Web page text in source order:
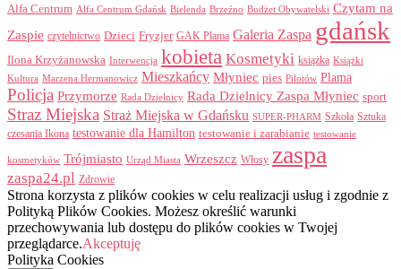
Alfa Centrum Alfa Centrum Gdańsk Bielenda Brzeźno Budżet Obywatelski Czytam na
Zaspie czytelnictwo Dzieci Fryzjer GAK Plama Galeria Zaspa gdańsk
Ilona Krzyżanowska Interwencja kobieta Kosmetyki książka Książki
Kultura Marzena Hermanowicz Mieszkańcy Młyniec pies Pilotów Plama
Policja Przymorze Rada Dzielnicy Rada Dzielnicy Zaspa Młyniec sport
Straz Miejska Straż Miejska w Gdańsku SUPER-PHARM Szkoła Sztuka
czesania Ikona testowanie dla Hamilton testowanie i zarabianie testowanie
kosmetyków Trójmiasto Urząd Miasta Wrzeszcz Włosy zaspa
zaspa24.pl Zdrowie
Strona korzysta z plików cookies w celu realizacji usług i zgodnie z
Polityką Plików Cookies. Możesz określić warunki
przechowywania lub dostępu do plików cookies w Twojej
przeglądarce.Akceptuję
Polityka Cookies